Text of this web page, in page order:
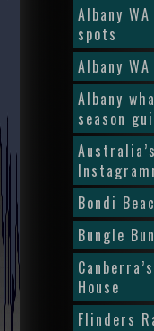
Albany
spots
Albany
Albany
season
Bondi
Bungle
House
Flinders